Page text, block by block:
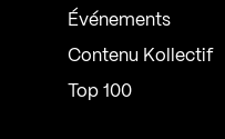
Événements
Contenu Kollectif
Top 100